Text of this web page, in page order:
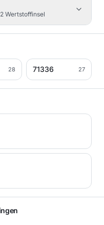
Wertstoffinsel
28 71336 27